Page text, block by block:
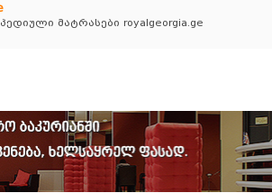
მატრასები royalgeorgia.ge